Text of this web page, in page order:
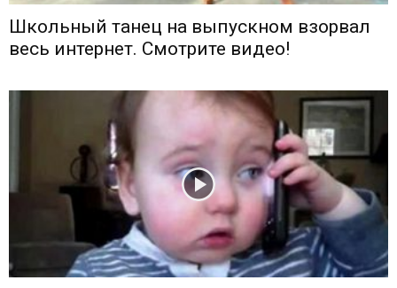
Школьный танец на выпускном взорвал
весь интернет. Смотрите видео!